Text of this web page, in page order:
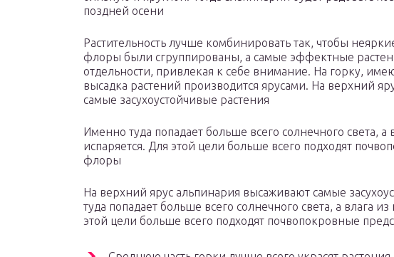
поздней осени
Растительность лучше комбинировать так, чтобы
флоры были сгруппированы, а самые эффектные
отдельности, привлекая к себе внимание. На горку,
высадка растений производится ярусами. На верхний
самые засухоустойчивые растения
Именно туда попадает больше всего солнечного света, а
испаряется. Для этой цели больше всего подходят
флоры
На верхний ярус альпинария высаживают самые
туда попадает больше всего солнечного света, а влага
этой цели больше всего подходят почвопокровные